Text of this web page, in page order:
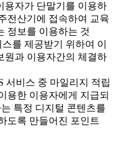
자가 단말기를 이용하
전산기에 접속하여 교육
정보를 이용하는 것
를 제공받기 위하여 이
원과 이용자간의 체결하
서비스 중 마일리지 적립
용한 이용자에게 지급되
특정 디지털 콘텐츠를
도록 만들어진 포인트